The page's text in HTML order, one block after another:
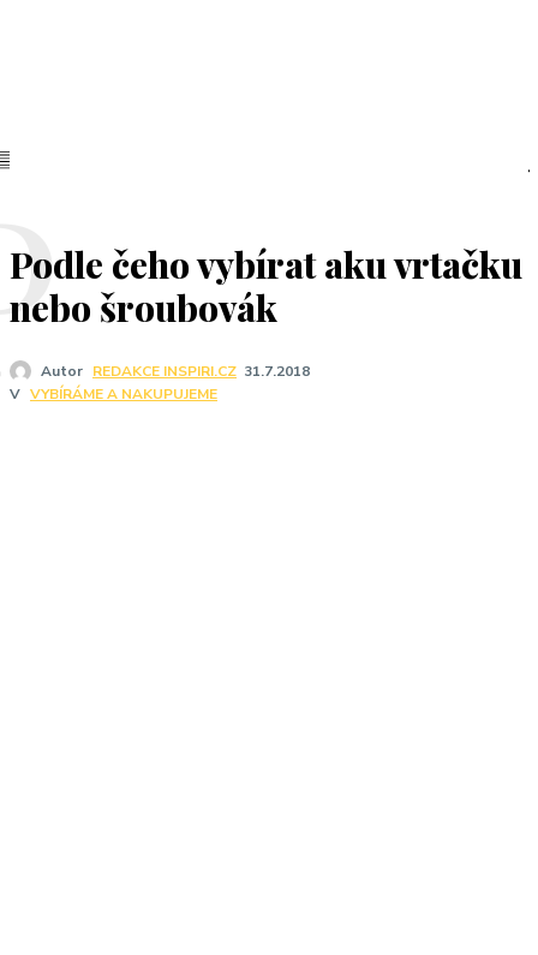
Podle čeho vybírat aku vrtačku
nebo šroubovák
Autor REDAKCE INSPIRI.CZ 31.7.2018
V VYBÍRÁME A NAKUPUJEME